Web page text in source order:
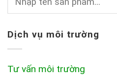
Dịch vụ môi trường
Tư vấn môi trường